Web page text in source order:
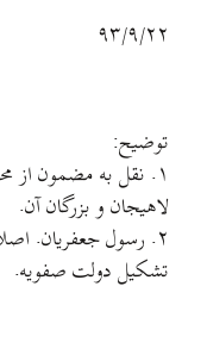
۹۳/۹/۲۲
توضیح:
۱. نقل به مضمون از
لاهیجان و بزرگان آن.
۲. رسول جعفریان.
تشکیل دولت صفویه.